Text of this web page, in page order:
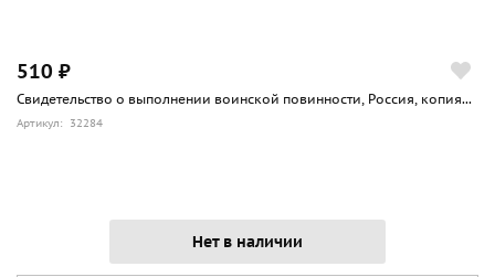
510 ₽
Свидетельство о выполнении воинской повинности, Россия, копия...
Артикул: 32284
Нет в наличии